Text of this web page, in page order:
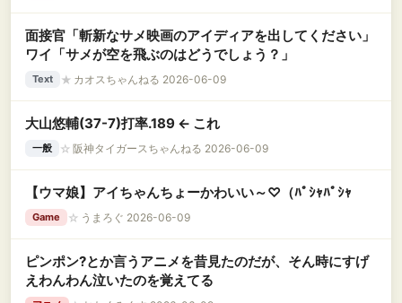
面接官「斬新なサメ映画のアイディアを出してください」
ワイ「サメが空を飛ぶのはどうでしょう？」
Text ★ カオスちゃんねる 2026-06-09
大山悠輔(37-7)打率.189 ← これ
一般 ☆ 阪神タイガースちゃんねる 2026-06-09
【ウマ娘】アイちゃんちょーかわいい～♡（ﾊﾟｼｬﾊﾟｼｬ
Game ☆ うまろぐ 2026-06-09
ピンポン?とか言うアニメを昔見たのだが、そん時にすげ
えわんわん泣いたのを覚えてる